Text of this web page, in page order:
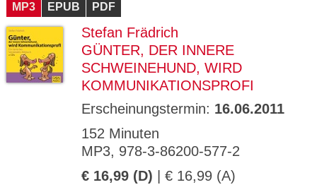
MP3 EPUB PDF
Stefan Frädrich
GÜNTER, DER INNERE
SCHWEINEHUND, WIRD
KOMMUNIKATIONSPROFI
Erscheinungstermin: 16.06.2011
152 Minuten
MP3, 978-3-86200-577-2
€ 16,99 (D) | € 16,99 (A)